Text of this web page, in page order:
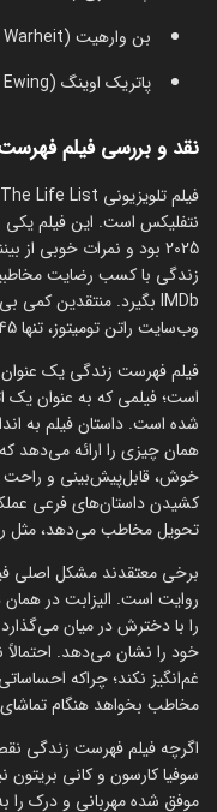
بن وارهیت (Ben Warheit)؛ بازیگر نقش جکسون
پاتریک اوینگ (Patrick Ewing)؛ بازیگر نقش خودش
نقد و بررسی فیلم
نتفلیکس است. این فیلم
2025 بود و نمرات خوبی
وب‌سایت راتن تومیتوز، تنها 45% آن‌ها نقد مثبت ارزیابی شده است.
فیلم فهرست زندگی یک
است؛ فیلمی که به عنوان
شده است. داستان فیلم به
همان چیزی را ارائه می‌دهد که
خوش، قابل‌پیش‌بینی و راحت
کشیدن داستان‌های فرعی
تحویل مخاطب می‌دهد، مثل
برخی معتقدند مشکل اصلی
روایت است. الیزابت در
را با دخترش در میان
خود را نشان می‌دهد. احتمالاً
غم‌انگیز نکند؛ چراکه
مخاطب بخواهد هنگام
اگرچه فیلم فهرست زندگی
سوفیا کارسون و کانی بریتون
موفق شده مهربانی و درک را